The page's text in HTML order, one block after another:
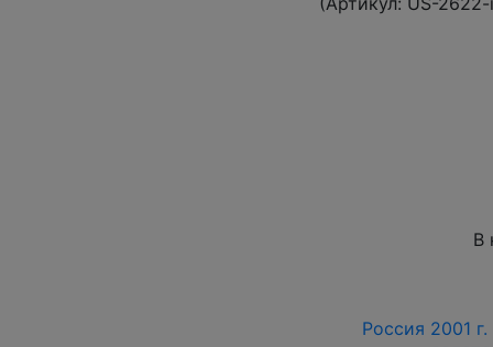
В
Россия 2001